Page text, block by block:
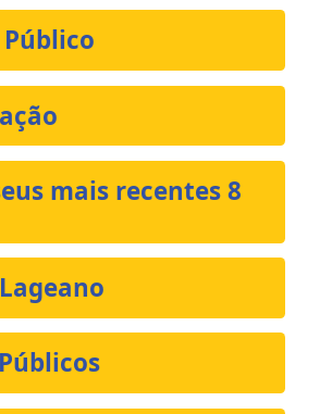
mais recentes 8